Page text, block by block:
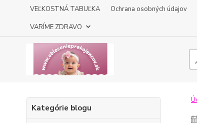
VEĽKOSTNÁ TABUĽKA Ochrana osobných údajov
VARÍME ZDRAVO
Kategórie blogu